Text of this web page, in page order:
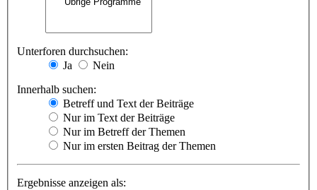
Unterforen durchsuchen:
Ja
Nein
Innerhalb suchen:
Betreff und Text der Beiträge
Nur im Text der Beiträge
Nur im Betreff der Themen
Nur im ersten Beitrag der Themen
Ergebnisse anzeigen als: